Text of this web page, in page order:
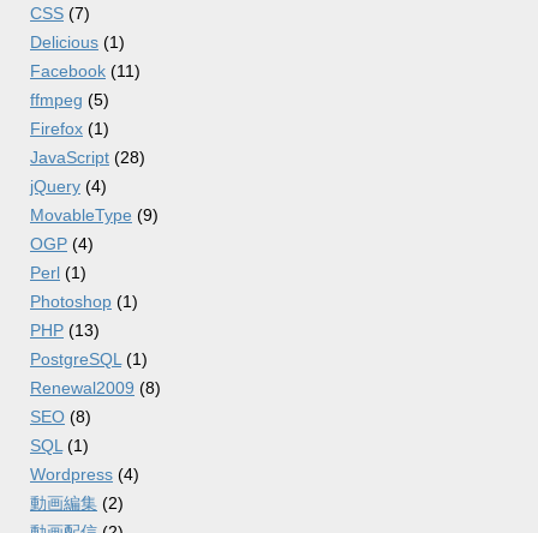
CSS (7)
Delicious (1)
Facebook (11)
ffmpeg (5)
Firefox (1)
JavaScript (28)
jQuery (4)
MovableType (9)
OGP (4)
Perl (1)
Photoshop (1)
PHP (13)
PostgreSQL (1)
Renewal2009 (8)
SEO (8)
SQL (1)
Wordpress (4)
動画編集 (2)